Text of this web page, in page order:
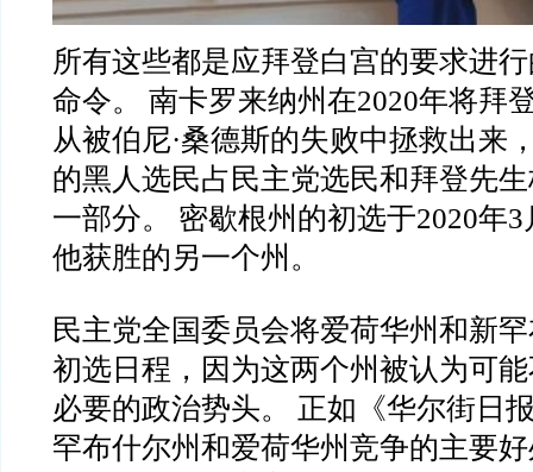
所有这些都是应拜登白宫的要求进
命令。 南卡罗来纳州在2020年将拜
从被伯尼·桑德斯的失败中拯救出来
的黑人选民占民主党选民和拜登先
一部分。 密歇根州的初选于2020年
他获胜的另一个州。
民主党全国委员会将爱荷华州和新
初选日程，因为这两个州被认为可
必要的政治势头。 正如《华尔街日
罕布什尔州和爱荷华州竞争的主要